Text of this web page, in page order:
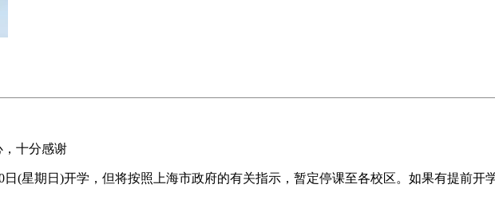
十分感谢
(星期日)开学，但将按照上海市政府的有关指示，暂定停课至各校区。如果有提前开